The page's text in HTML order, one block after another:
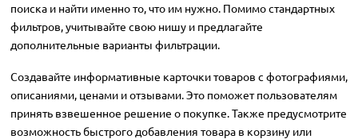
поиска и найти именно то, что им нужно. Помимо стандартных
фильтров, учитывайте свою нишу и предлагайте
дополнительные варианты фильтрации.
Создавайте информативные карточки товаров с фотографиями,
описаниями, ценами и отзывами. Это поможет пользователям
принять взвешенное решение о покупке. Также предусмотрите
возможность быстрого добавления товара в корзину или